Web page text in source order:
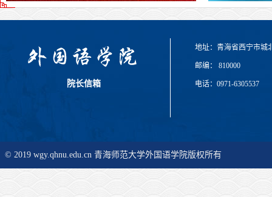
院长信箱
地址：青海省西宁市城
邮编： 810000
电话：0971-6305537
© 2019 wgy.qhnu.edu.cn 青海师范大学外国语学院版权所有